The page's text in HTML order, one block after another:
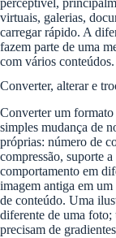
virtuais, galerias,
carregar rápido. A
fazem parte de uma
com vários conteúdos.
Converter, alterar e
Converter um
simples mudança de
próprias: número de
compressão, suporte
comportamento em
imagem antiga em
de conteúdo. Uma
diferente de uma
precisam de